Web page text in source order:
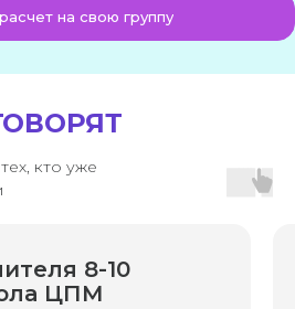
на свою группу
кто уже
8-10
ЦПМ
напрямую
и соглашаетесь